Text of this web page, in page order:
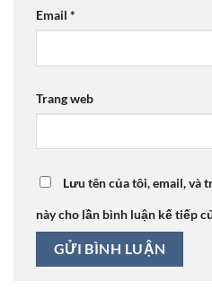
Email *
Trang web
Lưu tên của tôi, email, và
này cho lần bình luận kế tiếp